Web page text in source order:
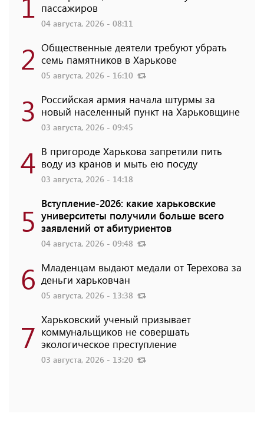
пассажиров
04 августа, 2026 - 08:11
2 Общественные деятели требуют убрать
семь памятников в Харькове
05 августа, 2026 - 16:10
3 Российская армия начала штурмы за
новый населенный пункт на Харьковщине
03 августа, 2026 - 09:45
4 В пригороде Харькова запретили пить
воду из кранов и мыть ею посуду
03 августа, 2026 - 14:18
5 Вступление-2026: какие харьковские
университеты получили больше всего
заявлений от абитуриентов
04 августа, 2026 - 09:48
6 Младенцам выдают медали от Терехова за
деньги харьковчан
05 августа, 2026 - 13:38
7 Харьковский ученый призывает
коммунальщиков не совершать
экологическое преступление
03 августа, 2026 - 13:20